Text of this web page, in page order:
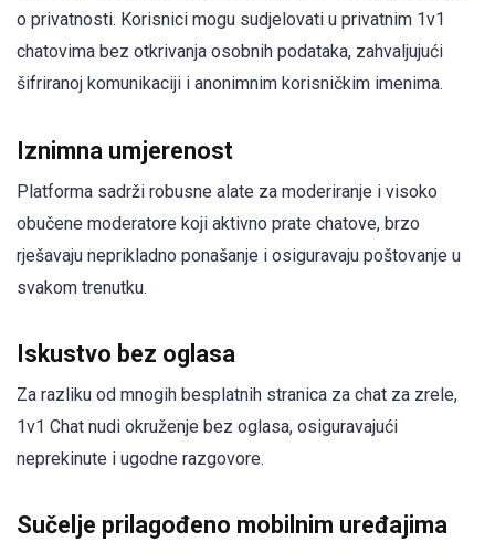
o privatnosti. Korisnici mogu sudjelovati u privatnim 1v1
chatovima bez otkrivanja osobnih podataka, zahvaljujući
šifriranoj komunikaciji i anonimnim korisničkim imenima.
Iznimna umjerenost
Platforma sadrži robusne alate za moderiranje i visoko
obučene moderatore koji aktivno prate chatove, brzo
rješavaju neprikladno ponašanje i osiguravaju poštovanje u
svakom trenutku.
Iskustvo bez oglasa
Za razliku od mnogih besplatnih stranica za chat za zrele,
1v1 Chat nudi okruženje bez oglasa, osiguravajući
neprekinute i ugodne razgovore.
Sučelje prilagođeno mobilnim uređajima